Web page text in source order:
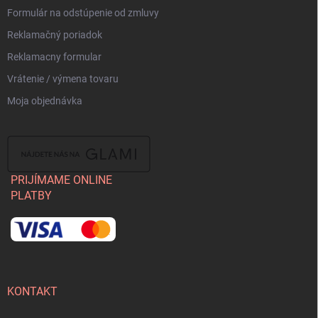
Formulár na odstúpenie od zmluvy
Reklamačný poriadok
Reklamacny formular
Vrátenie / výmena tovaru
Moja objednávka
PRIJÍMAME ONLINE
PLATBY
KONTAKT